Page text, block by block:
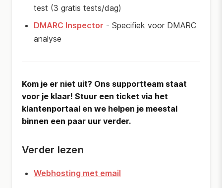
test (3 gratis tests/dag)
DMARC Inspector - Specifiek voor DMARC
analyse
Kom je er niet uit? Ons supportteam staat
voor je klaar! Stuur een ticket via het
klantenportaal en we helpen je meestal
binnen een paar uur verder.
Verder lezen
Webhosting met email